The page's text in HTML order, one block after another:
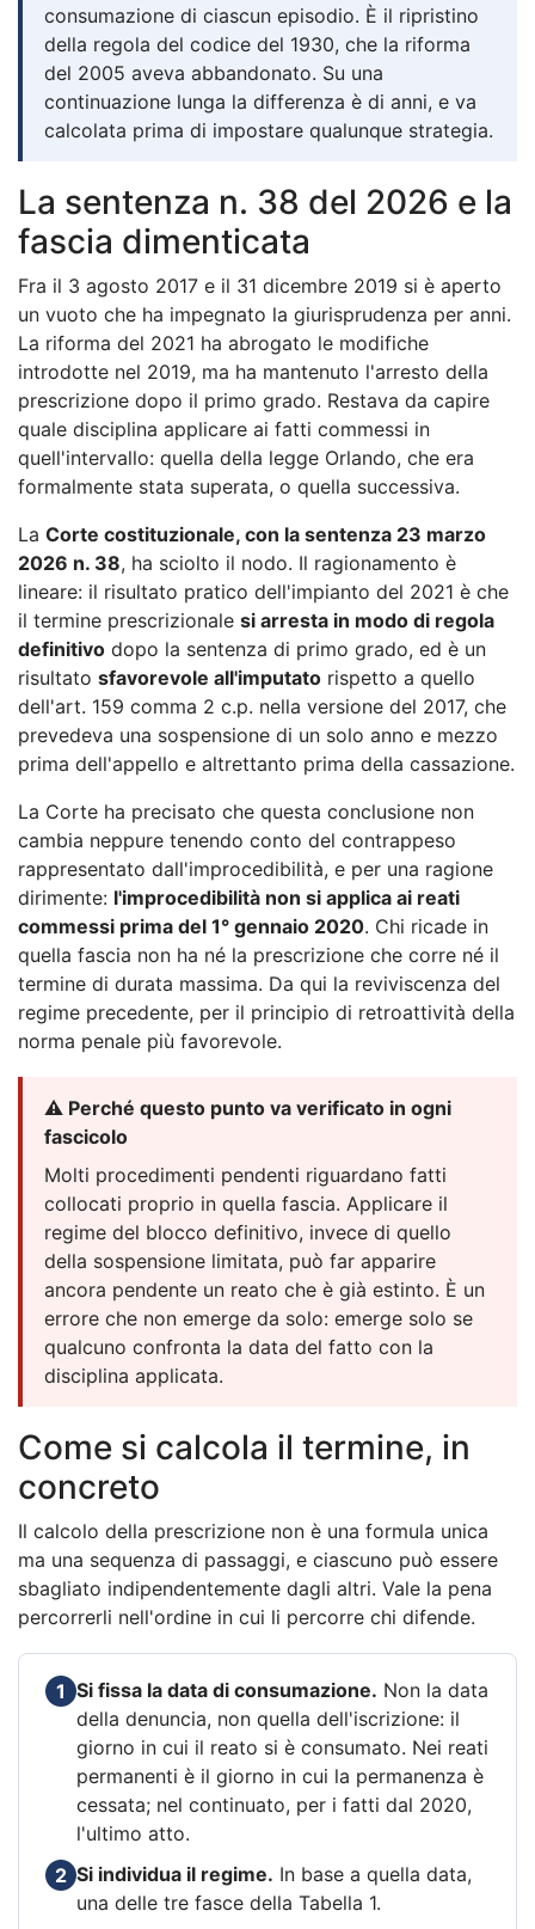
consumazione di ciascun episodio. È il ripristino
della regola del codice del 1930, che la riforma
del 2005 aveva abbandonato. Su una
continuazione lunga la differenza è di anni, e va
calcolata prima di impostare qualunque strategia.
La sentenza n. 38 del 2026 e la
fascia dimenticata
Fra il 3 agosto 2017 e il 31 dicembre 2019 si è aperto
un vuoto che ha impegnato la giurisprudenza per anni.
La riforma del 2021 ha abrogato le modifiche
introdotte nel 2019, ma ha mantenuto l'arresto della
prescrizione dopo il primo grado. Restava da capire
quale disciplina applicare ai fatti commessi in
quell'intervallo: quella della legge Orlando, che era
formalmente stata superata, o quella successiva.
La Corte costituzionale, con la sentenza 23 marzo
2026 n. 38, ha sciolto il nodo. Il ragionamento è
lineare: il risultato pratico dell'impianto del 2021 è che
il termine prescrizionale si arresta in modo di regola
definitivo dopo la sentenza di primo grado, ed è un
risultato sfavorevole all'imputato rispetto a quello
dell'art. 159 comma 2 c.p. nella versione del 2017, che
prevedeva una sospensione di un solo anno e mezzo
prima dell'appello e altrettanto prima della cassazione.
La Corte ha precisato che questa conclusione non
cambia neppure tenendo conto del contrappeso
rappresentato dall'improcedibilità, e per una ragione
dirimente: l'improcedibilità non si applica ai reati
commessi prima del 1° gennaio 2020. Chi ricade in
quella fascia non ha né la prescrizione che corre né il
termine di durata massima. Da qui la reviviscenza del
regime precedente, per il principio di retroattività della
norma penale più favorevole.
⚠️ Perché questo punto va verificato in ogni
fascicolo
Molti procedimenti pendenti riguardano fatti
collocati proprio in quella fascia. Applicare il
regime del blocco definitivo, invece di quello
della sospensione limitata, può far apparire
ancora pendente un reato che è già estinto. È un
errore che non emerge da solo: emerge solo se
qualcuno confronta la data del fatto con la
disciplina applicata.
Come si calcola il termine, in
concreto
Il calcolo della prescrizione non è una formula unica
ma una sequenza di passaggi, e ciascuno può essere
sbagliato indipendentemente dagli altri. Vale la pena
percorrerli nell'ordine in cui li percorre chi difende.
1 Si fissa la data di consumazione. Non la data
della denuncia, non quella dell'iscrizione: il
giorno in cui il reato si è consumato. Nei reati
permanenti è il giorno in cui la permanenza è
cessata; nel continuato, per i fatti dal 2020,
l'ultimo atto.
2 Si individua il regime. In base a quella data,
una delle tre fasce della Tabella 1.